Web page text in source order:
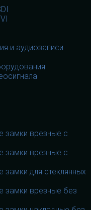
и аудиозаписи
замки врезные с
замки врезные с
для стеклянных
замки врезные без